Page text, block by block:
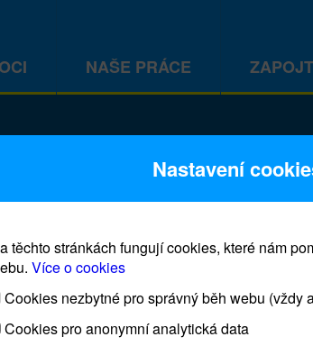
NAŠE PRÁCE
Prodej blahopřání a
Nastavení
těchto stránkách fungují cookies, které nám
Více o cookies
Cookies nezbytné pro správný běh webu (vždy
Cookies pro anonymní analytická data